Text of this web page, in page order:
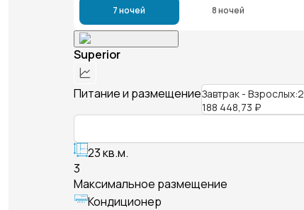
7 ночей 8 ночей
Superior
Питание и размещениеЗавтрак - Взрослых:2
188 448,73 ₽
23 кв.м.
3
Максимальное размещение
Кондиционер